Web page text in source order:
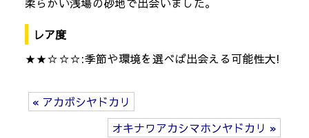
レア度
★★☆☆☆:季節や環境を選べば出会える可能性大!
« アカボシヤドカリ
オキナワアカシマホンヤドカリ »